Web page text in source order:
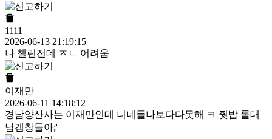
1111
2026-06-13 21:19:15
나 챌린전데 ㅈㄴ 어려움
이재만
2026-06-11 14:18:12
경남양산사는 이재만인데 니네들나보다다못해 ㅋ 줫밥 롤대
남겜창들아;'